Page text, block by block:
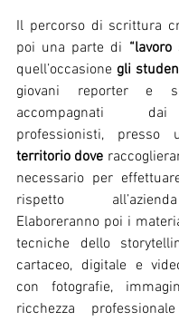
Il percorso di scrittura
poi una parte di
quell’occasione gli
giovani reporter e si
accompagnati
professionisti, presso
territorio dove
necessario per
rispetto
Elaboreranno poi i
tecniche dello
cartaceo, digitale e
con fotografie,
ricchezza